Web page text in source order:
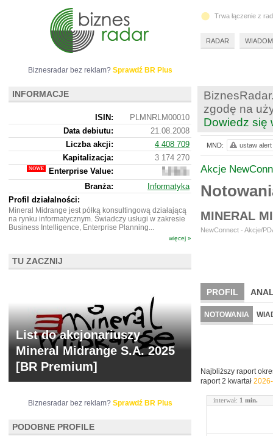
zgodę na
Dowiedz się
Akcje
MINERAL
NewConnect - Akcje/
PROFIL
BR LAB
NOTOWANIA
Najbliższy raport
raport 2 kwartał
interwał: 1 min.
MND: ustaw alert
Biznesradar bez reklam? Sprawdź BR Plus
INFORMACJE
ISIN:
PLMNRLM00010
Data debiutu:
21.08.2008
Liczba akcji:
4 408 709
Kapitalizacja:
3 174 270
Enterprise Value:
1
894
270
Branża:
Informatyka
Profil działalności:
Mineral Midrange jest półką konsultingową działającą
na rynku informatycznym. Świadczy usługi w zakresie
Business Intelligence, Enterprise Planning...
więcej »
TU ZACZNIJ
List do akcjonariuszy
Mineral Midrange S.A. 2025
[BR Premium]
Biznesradar bez reklam? Sprawdź BR Plus
PODOBNE PROFILE
Trwa łączenie z
RADAR